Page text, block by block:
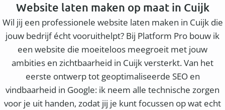
Website laten maken op maat in Cuijk
Wil jij een professionele website laten maken in Cuijk die
jouw bedrijf écht vooruithelpt? Bij Platform Pro bouw ik
een website die moeiteloos meegroeit met jouw
ambities en zichtbaarheid in Cuijk versterkt. Van het
eerste ontwerp tot geoptimaliseerde SEO en
vindbaarheid in Google: ik neem alle technische zorgen
voor je uit handen, zodat jij je kunt focussen op wat echt